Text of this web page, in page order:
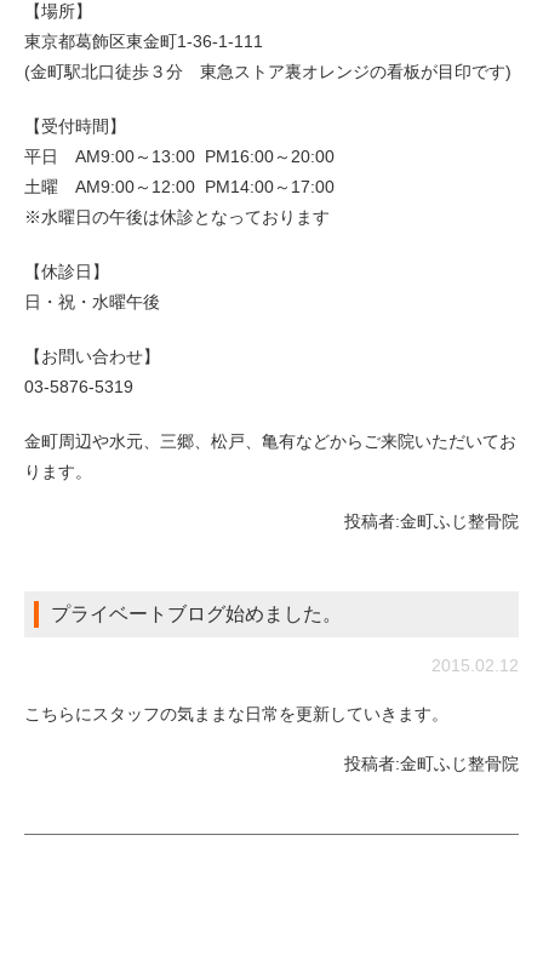
【場所】
東京都葛飾区東金町1-36-1-111
(金町駅北口徒歩３分 東急ストア裏オレンジの看板が目印です)
【受付時間】
平日 AM9:00～13:00 PM16:00～20:00
土曜 AM9:00～12:00 PM14:00～17:00
※水曜日の午後は休診となっております
【休診日】
日・祝・水曜午後
【お問い合わせ】
03-5876-5319
金町周辺や水元、三郷、松戸、亀有などからご来院いただいてお
ります。
投稿者:金町ふじ整骨院
プライベートブログ始めました。
2015.02.12
こちらにスタッフの気ままな日常を更新していきます。
投稿者:金町ふじ整骨院